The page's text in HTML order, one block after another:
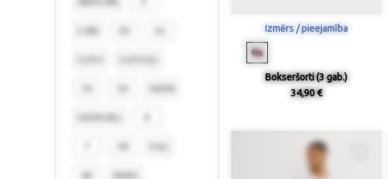
Izmērs / pieejamība
Bokseršorti (3 gab.)
34,90 €